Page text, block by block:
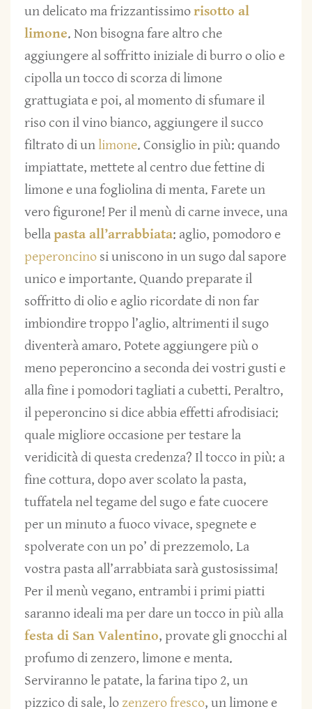
un delicato ma frizzantissimorisotto al
limone. Non bisogna fare altro che
aggiungere al soffritto iniziale di burro o olio e
cipolla un tocco di scorza di limone
grattugiata e poi, al momento di sfumare il
riso con il vino bianco, aggiungere il succo
filtrato di unlimone. Consiglio in più: quando
impiattate, mettete al centro due fettine di
limone e una fogliolina di menta. Farete un
vero figurone! Per il menù di carne invece, una
bellapasta all’arrabbiata: aglio, pomodoro e
peperoncino si uniscono in un sugo dal sapore
unico e importante. Quando preparate il
soffritto di olio e aglio ricordate di non far
imbiondire troppo l’aglio, altrimenti il sugo
diventerà amaro. Potete aggiungere più o
meno peperoncino a seconda dei vostri gusti e
alla fine i pomodori tagliati a cubetti. Peraltro,
il peperoncino si dice abbia effetti afrodisiaci:
quale migliore occasione per testare la
veridicità di questa credenza? Il tocco in più: a
fine cottura, dopo aver scolato la pasta,
tuffatela nel tegame del sugo e fate cuocere
per un minuto a fuoco vivace, spegnete e
spolverate con un po’ di prezzemolo. La
vostra pasta all’arrabbiata sarà gustosissima!
Per il menù vegano, entrambi i primi piatti
saranno ideali ma per dare un tocco in più alla
festa di San Valentino, provate gli gnocchi al
profumo di zenzero, limone e menta.
Serviranno le patate, la farina tipo 2, un
pizzico di sale, lo zenzero fresco, un limone e